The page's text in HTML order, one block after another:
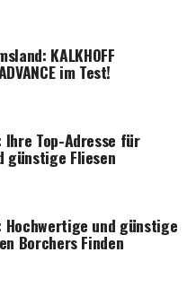
KALKHOFF
im Test!
Ihre Top-Adres­se für
güns­ti­ge Fliesen
Hoch­wer­ti­ge und güns­ti­ge
Bor­chers Finden